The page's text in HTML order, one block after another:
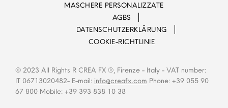
MASCHERE PERSONALIZZATE
AGBS
DATENSCHUTZERKLÄRUNG
COOKIE-RICHTLINIE
© 2023 All Rights R CREA FX ®, Firenze - Italy - VAT number:
IT 06713020482- E-mail: info@creafx.com Phone: +39 055 90
67 800 Mobile: +39 393 838 10 38